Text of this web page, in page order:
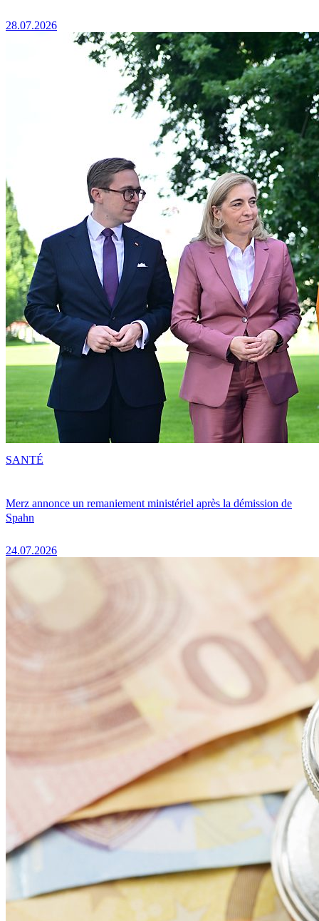
28.07.2026
Merz annonce un remaniement ministériel après la démission de
Spahn
24.07.2026
SANTÉ